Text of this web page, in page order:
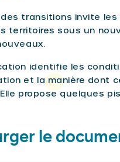
transitions invite
territoires sous un
identifie les
et la manière dont
propose quelques
le